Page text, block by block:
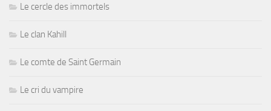
Le cercle des immortels
Le clan Kahill
Le comte de Saint Germain
Le cri du vampire